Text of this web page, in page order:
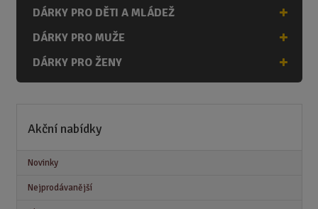
DÁRKY PRO DĚTI A MLÁDEŽ
DÁRKY PRO MUŽE
DÁRKY PRO ŽENY
Akční nabídky
Novinky
Nejprodávanější